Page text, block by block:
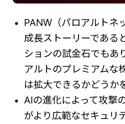
PANW（パロアルトネ
成長ストーリーである
ションの試金石でもあ
アルトのプレミアムな
は拡大できるかどうか
AIの進化によって攻撃
がより広範なセキュリ